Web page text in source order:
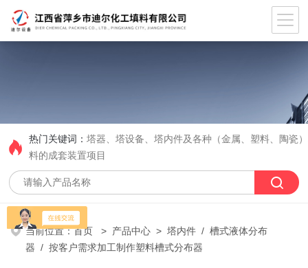
热门关键词：塔器、塔设备、塔内件及各种（金属、塑料、陶瓷
料的成套装置项目
当前位置：首页 > 产品中心 >塔内件 /槽式液体分布
器 / 按客户需求加工制作塑料槽式分布器